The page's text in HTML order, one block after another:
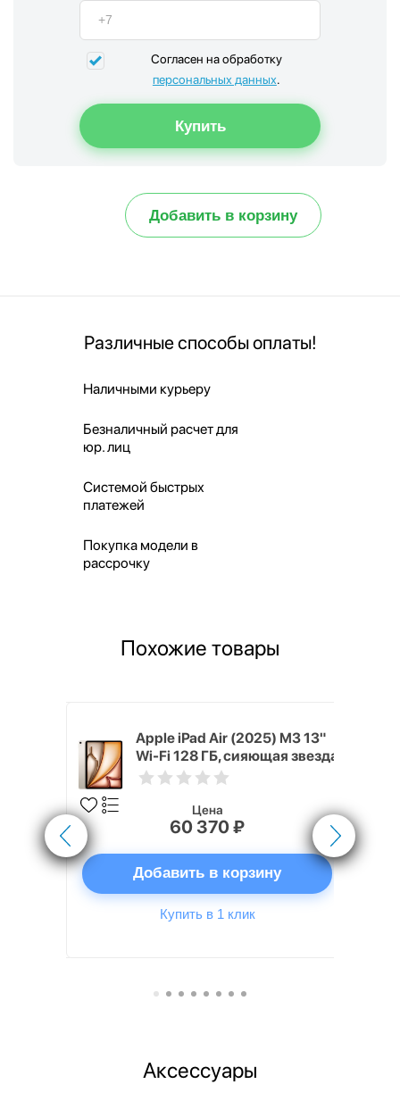
Согласен на обработку
персональных данных.
Добавить в корзину
Различные способы оплаты!
Наличными курьеру
Безналичный расчет для
юр. лиц
Системой быстрых
платежей
Покупка модели в
рассрочку
Похожие товары
Apple iPad Air (2025) M3 13"
Wi-Fi 128 ГБ, сияющая звезда
Цена
60 370 ₽
Добавить в корзину
Купить в 1 клик
Аксессуары